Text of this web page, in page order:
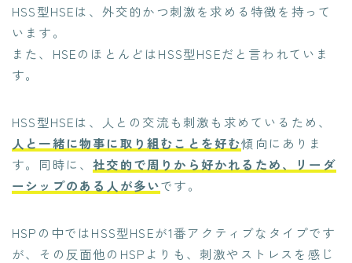
HSS型HSEは、外交的かつ刺激を求める特徴を持って
います。
また、HSEのほとんどはHSS型HSEだと言われていま
す。
HSS型HSEは、人との交流も刺激も求めているため、
人と一緒に物事に取り組むことを好む傾向にありま
す。同時に、社交的で周りから好かれるため、リーダ
ーシップのある人が多いです。
HSPの中ではHSS型HSEが1番アクティブなタイプです
が、その反面他のHSPよりも、刺激やストレスを感じ